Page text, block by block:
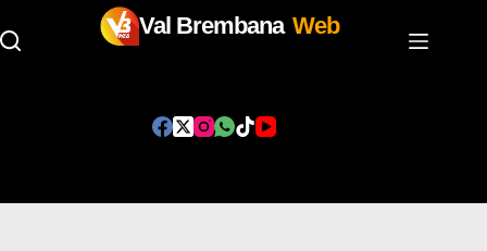
Val Brembana Web